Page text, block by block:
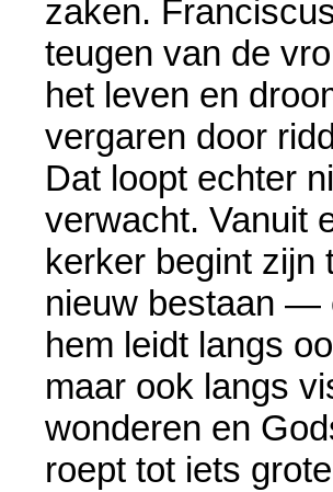
zaken.
teugen van de
het leven en
vergaren door
Dat loopt echter
verwacht. Vanuit
kerker begint zijn
nieuw bestaan —
hem leidt langs
maar ook langs
wonderen en
roept tot iets